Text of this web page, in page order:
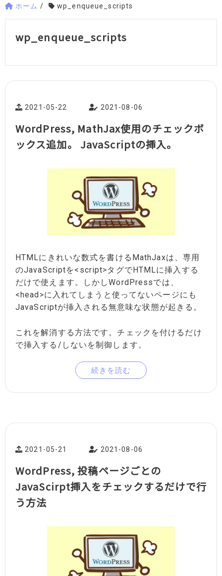
ホーム / wp_enqueue_scripts
wp_enqueue_scripts
2021-05-22 2021-08-06
WordPress, MathJax使用のチェックボ
ックス追加。 JavaScriptの挿入。
HTMLにきれいな数式を書けるMathJaxは、専用
のJavaScriptを<script>タグでHTMLに挿入する
だけで使えます。しかしWordPressでは、
<head>に入れてしまうと使ってないページにも
JavaScriptが挿入される無意味な状態が起きる。
これを解消する方法です。チェックを付けるだけ
で挿入する/しないを制御します。
続きを読む
2021-05-21 2021-08-06
WordPress, 投稿ページごとの
JavaScirpt挿入をチェックするだけで行
う方法